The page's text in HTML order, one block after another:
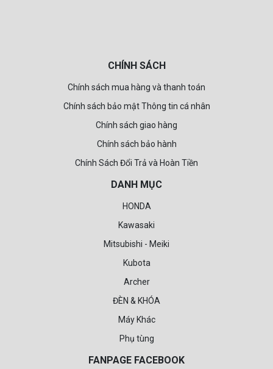
CHÍNH SÁCH
Chính sách mua hàng và thanh toán
Chính sách bảo mật Thông tin cá nhân
Chính sách giao hàng
Chính sách bảo hành
Chính Sách Đổi Trả và Hoàn Tiền
DANH MỤC
HONDA
Kawasaki
Mitsubishi - Meiki
Kubota
Archer
ĐÈN & KHÓA
Máy Khác
Phụ tùng
FANPAGE FACEBOOK